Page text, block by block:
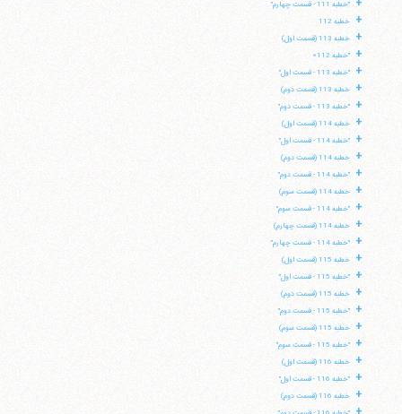
"خطبه 111 - قسمت چهارم"
+ خطبه 112
+ خطبه 113 (قسمت اول)
+ "خطبه 112»
+ "خطبه 113 - قسمت اول"
+ خطبه 113 (قسمت دوم)
+ "خطبه 113 - قسمت دوم"
+ خطبه 114 (قسمت اول)
+ "خطبه 114 - قسمت اول"
+ خطبه 114 (قسمت دوم)
+ "خطبه 114 - قسمت دوم"
+ خطبه 114 (قسمت سوم)
+ "خطبه 114 - قسمت سوم"
+ خطبه 114 (قسمت چهارم)
+ "خطبه 114 - قسمت چهارم"
+ خطبه 115 (قسمت اول)
+ "خطبه 115 - قسمت اول"
+ خطبه 115 (قسمت دوم)
+ "خطبه 115 - قسمت دوم"
+ خطبه 115 (قسمت سوم)
+ "خطبه 115 - قسمت سوم"
+ خطبه 116 (قسمت اول)
+ "خطبه 116 - قسمت اول"
+ خطبه 116 (قسمت دوم)